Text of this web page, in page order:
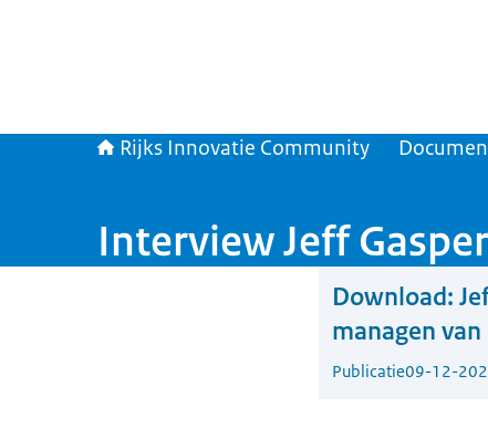
Rijks Innovatie Community
Interview Jeff
Download:
managen
Publicatie09-12-